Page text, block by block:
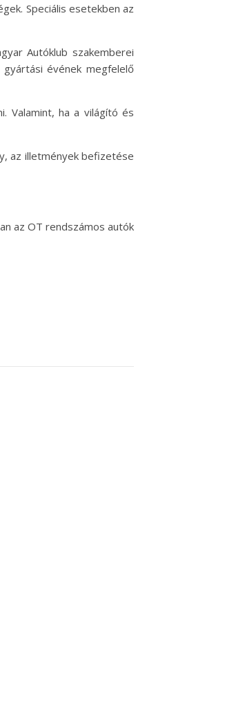
Speciális esetekben az
Autóklub szakemberei
évének megfelelő
Valamint, ha a világító és
az illetmények befizetése
az OT rendszámos autók